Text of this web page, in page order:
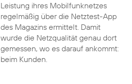
Leistung ihres Mobilfunknetzes
regelmäßig über die Netztest-App
des Magazins ermittelt. Damit
wurde die Netzqualität genau dort
gemessen, wo es darauf ankommt:
beim Kunden.